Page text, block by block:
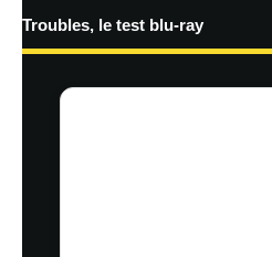
Troubles, le test blu-ray